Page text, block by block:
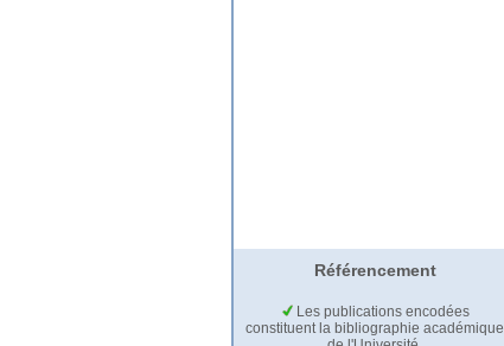
Référencement
Les publications encodées
constituent la bibliographie académique